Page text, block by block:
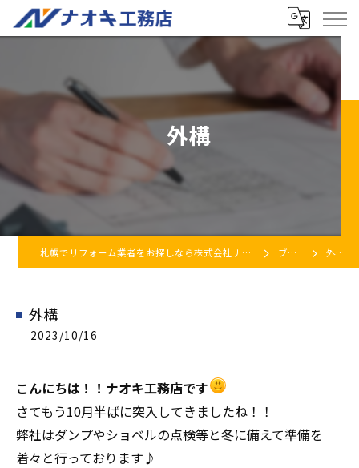
外構
札幌でリフォーム業者をお探しなら株式会社ナオキ工務店 ブログ 外構
外構
2023/10/16
こんにちは！！ナオキ工務店です
さてもう10月半ばに突入してきましたね！！
弊社はダンプやショベルの点検等と冬に備えて準備を
着々と行っております♪